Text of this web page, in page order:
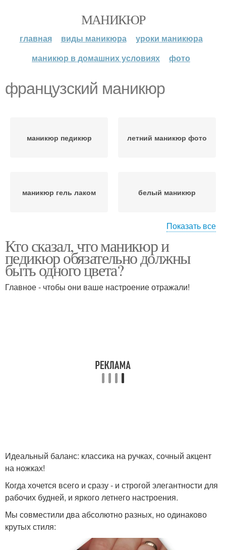
МАНИКЮР
главная виды маникюра
уроки маникюра
маникюр в домашних условиях
фото
французский маникюр
маникюр педикюр летний маникюр фото
маникюр гель лаком белый маникюр
маникюр дома мастер маникюра
маникюр в домашних
условиях
дизайн маникюра Нейтральный маникюр
Показать все
Кто сказал, что маникюр и
педикюр обязательно должны
быть одного цвета?
Главное - чтобы они ваше настроение отражали!
Идеальный баланс: классика на ручках, сочный акцент
на ножках!
Когда хочется всего и сразу - и строгой элегантности для
рабочих будней, и яркого летнего настроения.
Мы совместили два абсолютно разных, но одинаково
крутых стиля: